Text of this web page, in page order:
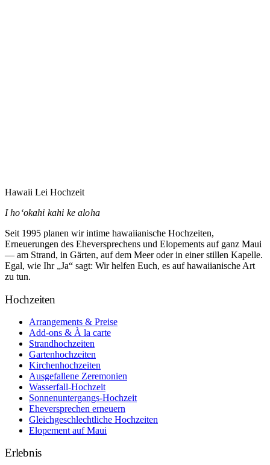
Hawaii Lei Hochzeit
I hoʻokahi kahi ke aloha
Seit 1995 planen wir intime hawaiianische Hochzeiten,
Erneuerungen des Eheversprechens und Elopements auf ganz Maui
— am Strand, in Gärten, auf dem Meer oder in einer stillen Kapelle.
Egal, wie Ihr „Ja“ sagt: Wir helfen Euch, es auf hawaiianische Art
zu tun.
Hochzeiten
Arrangements & Preise
Add-ons & À la carte
Strandhochzeiten
Gartenhochzeiten
Kirchenhochzeiten
Ausgefallene Zeremonien
Wasserfall-Hochzeit
Sonnenuntergangs-Hochzeit
Eheversprechen erneuern
Gleichgeschlechtliche Hochzeiten
Elopement auf Maui
Erlebnis